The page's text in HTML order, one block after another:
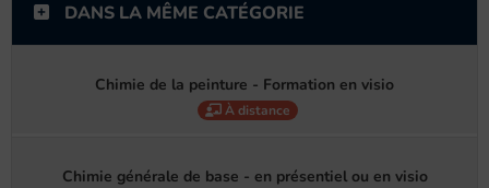
DANS LA MÊME CATÉGORIE
Chimie de la peinture - Formation en visio
À distance
Chimie générale de base - en présentiel ou en visio